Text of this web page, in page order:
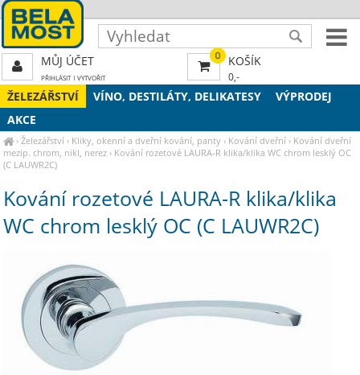
ŽELEZÁŘSTVÍ VÍNO, DESTILÁTY, DELIKATESY
VÝPRODEJ
AKCE
›Železářství › Kliky, okenní a dveřní kování, panty › Kování dveřní › Kování dveřní
mezip. chrom, nikl, nerez › Kování rozetové LAURA-R klika/klika WC chrom lesklý OC
(C LAUWR2C)
Kování rozetové LAURA-R klika/klika
WC chrom lesklý OC (C LAUWR2C)
0 KOŠÍK
0,-
MŮJ ÚČET
PŘIHLÁSIT| VYTVOŘIT